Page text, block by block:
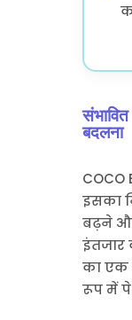
बदलना
COCO
इसका
बढ़ने
का एक
रूप में